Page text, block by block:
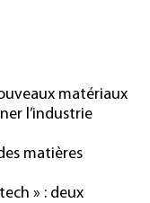
matériaux
l’industrie
matières
» : deux